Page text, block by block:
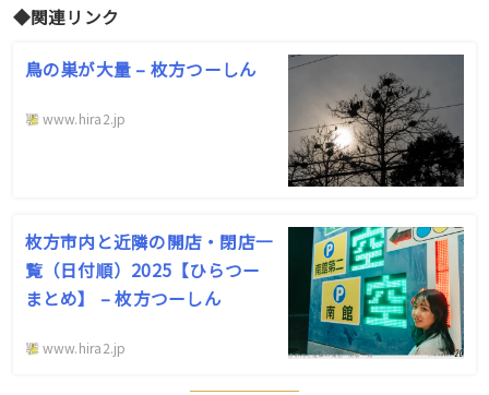
◆関連リンク
鳥の巣が大量 – 枚方つーしん
www.hira2.jp
枚方市内と近隣の開店・閉店一
覧（日付順）2025【ひらつー
まとめ】 – 枚方つーしん
www.hira2.jp